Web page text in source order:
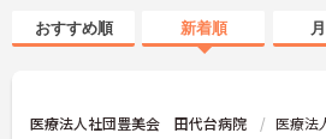
おすすめ順 新着順
医療法人社団豊美会 田代台病院 医療法